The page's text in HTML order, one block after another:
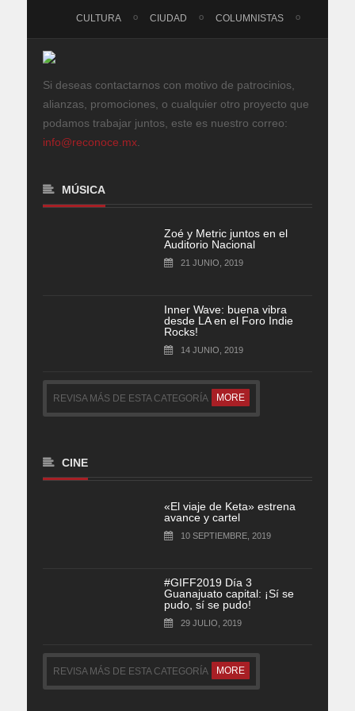
CULTURA CIUDAD COLUMNISTAS
Si deseas contactarnos con motivo de patrocinios,
alianzas, promociones, o cualquier otro proyecto que
podamos trabajar juntos, este es nuestro correo:
info@reconoce.mx
MÚSICA
Zoé y Metric juntos en el
Auditorio Nacional
21 JUNIO, 2019
Inner Wave: buena vibra
desde LA en el Foro Indie
Rocks!
14 JUNIO, 2019
REVISA MÁS DE ESTA CATEGORÍA MORE
CINE
«El viaje de Keta» estrena
avance y cartel
10 SEPTIEMBRE, 2019
#GIFF2019 Día 3
Guanajuato capital: ¡Sí se
pudo, sí se pudo!
29 JULIO, 2019
REVISA MÁS DE ESTA CATEGORÍA MORE